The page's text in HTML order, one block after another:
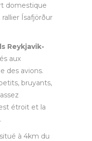
domestique
Ísafjörður
Reykjavik-
aux
des avions.
bruyants,
étroit et la
à 4km du